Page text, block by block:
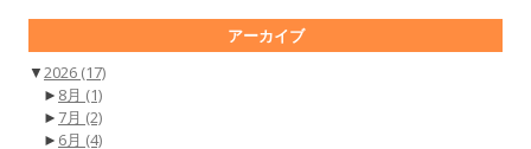
アーカイブ
▼2026 (17)
► 8月 (1)
► 7月 (2)
► 6月 (4)